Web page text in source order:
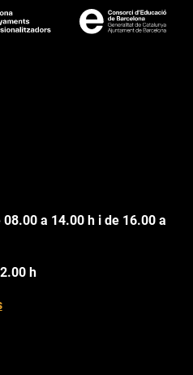
08.00 a 14.00 h i de 16.00 a
h